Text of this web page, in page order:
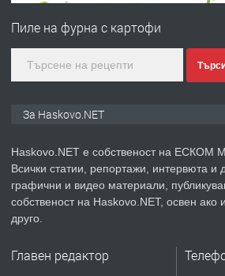
градската
ПРЕДЛАГА
Продавам
Пиле на фурна с картофи
За Haskovo.NET
Haskovo.NET е собственост на
Всички статии, репортажи, интервюта и
графични и видео материали,
собственост на Haskovo.NET, освен ако
друго.
Главен редактор